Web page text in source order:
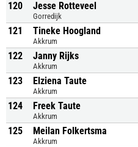
120 Jesse Rotteveel
Gorredijk
121 Tineke Hoogland
Akkrum
122 Janny Rijks
Akkrum
123 Elziena Taute
Akkrum
124 Freek Taute
Akkrum
125 Meilan Folkertsma
Akkrum